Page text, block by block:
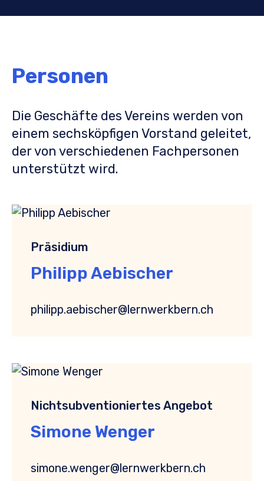
Personen
Die Geschäfte des Vereins werden von
einem sechsköpfigen Vorstand geleitet,
der von verschiedenen Fachpersonen
unterstützt wird.
Präsidium
Philipp Aebischer
philipp.aebischer@lernwerkbern.ch
Nichtsubventioniertes Angebot
Simone Wenger
simone.wenger@lernwerkbern.ch